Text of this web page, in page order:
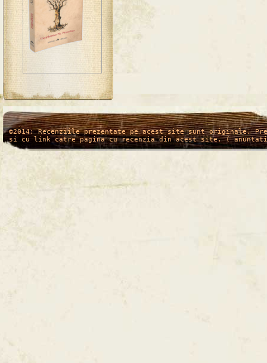
/* */
©2014: Recenziile prezentate pe acest site sunt originale.
si cu link catre pagina cu recenzia din acest site. (